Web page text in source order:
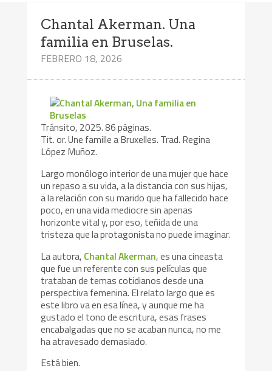
Chantal Akerman. Una
familia en Bruselas.
FEBRERO 18, 2026
Tránsito, 2025. 86 páginas.
Tit. or. Une famille a Bruxelles. Trad. Regina
López Muñoz.
Largo monólogo interior de una mujer que hace
un repaso a su vida, a la distancia con sus hijas,
a la relación con su marido que ha fallecido hace
poco, en una vida mediocre sin apenas
horizonte vital y, por eso, teñida de una
tristeza que la protagonista no puede imaginar.
La autora, Chantal Akerman, es una cineasta
que fue un referente con sus películas que
trataban de temas cotidianos desde una
perspectiva femenina. El relato largo que es
este libro va en esa línea, y aunque me ha
gustado el tono de escritura, esas frases
encabalgadas que no se acaban nunca, no me
ha atravesado demasiado.
Está bien.